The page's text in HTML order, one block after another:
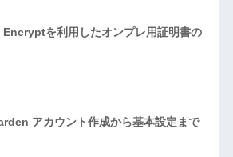
Encryptを利用したオンプレ用証明書の
アカウント作成から基本設定まで